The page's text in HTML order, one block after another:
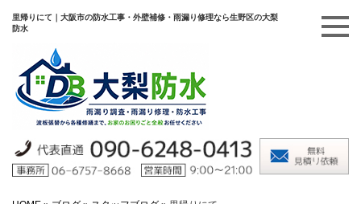
里帰りにて｜大阪市の防水工事・外壁補修・雨漏り修理なら生野区の大梨
防水